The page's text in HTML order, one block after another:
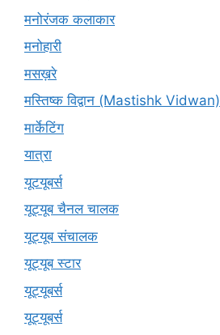
मनोरंजक कलाकार
मनोहारी
मसख़रे
मस्तिष्क विद्वान (Mastishk Vidwan)
मार्केटिंग
यात्रा
यूटयूबर्स
यूट्यूब चैनल चालक
यूट्यूब संचालक
यूट्यूब स्टार
यूट्‍यूबर्स
यूट्यूबर्स